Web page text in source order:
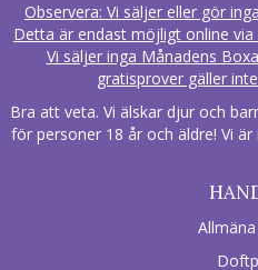
Observera: Vi säljer eller gör
Detta är endast möjligt online
Vi säljer inga Månadens
gratisprover gäller
Bra att veta. Vi älskar djur och
för personer 18 år och äldre! Vi